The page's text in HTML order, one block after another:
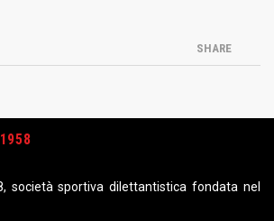
SHARE
società sportiva dilettantistica fondata nel